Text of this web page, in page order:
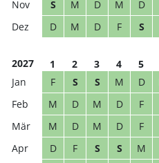
S M D M D
D
M D F S
2027 1 2 3 4 5
F
S S M D
M
D M D F
M
D M D F
D
F S S M